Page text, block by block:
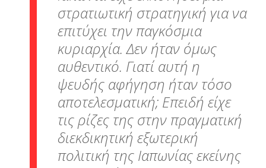
στρατιωτική στρατηγική για να
επιτύχει την παγκόσμια
κυριαρχία. Δεν ήταν όμως
αυθεντικό. Γιατί αυτή η
ψευδής αφήγηση ήταν τόσο
αποτελεσματική; Επειδή είχε
τις ρίζες της στην πραγματική
διεκδικητική εξωτερική
πολιτική της Ιαπωνίας εκείνης